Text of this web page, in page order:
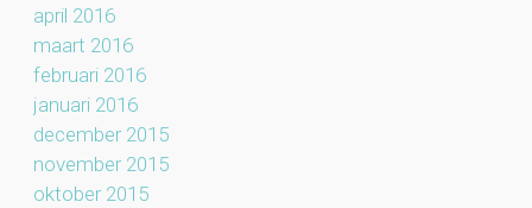
april 2016
maart 2016
februari 2016
januari 2016
december 2015
november 2015
oktober 2015